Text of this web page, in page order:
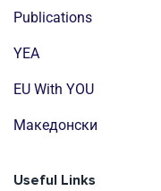
Publications
YEA
EU With YOU
Mакедонски
Useful Links